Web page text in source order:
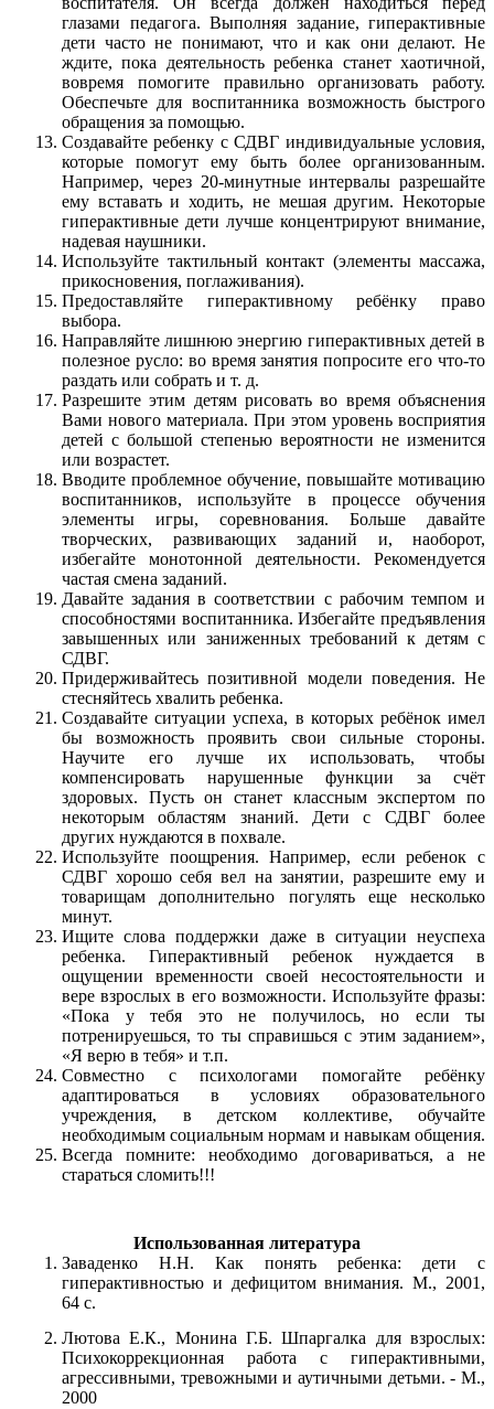
глазами педагога. Выполняя задание, гиперактивные
дети часто не понимают, что и как они делают. Не
ждите, пока деятельность ребенка станет хаотичной,
вовремя помогите правильно организовать работу.
Обеспечьте для воспитанника возможность быстрого
обращения за помощью.
Создавайте ребенку с СДВГ индивидуальные условия,
которые помогут ему быть более организованным.
Например, через 20-минутные интервалы разрешайте
ему вставать и ходить, не мешая другим. Некоторые
гиперактивные дети лучше концентрируют внимание,
надевая наушники.
Используйте тактильный контакт (элементы массажа,
прикосновения, поглаживания).
Предоставляйте гиперактивному ребёнку право
выбора.
Направляйте лишнюю энергию гиперактивных детей в
полезное русло: во время занятия попросите его что-то
раздать или собрать и т. д.
Разрешите этим детям рисовать во время объяснения
Вами нового материала. При этом уровень восприятия
детей с большой степенью вероятности не изменится
или возрастет.
Вводите проблемное обучение, повышайте мотивацию
воспитанников, используйте в процессе обучения
элементы игры, соревнования. Больше давайте
творческих, развивающих заданий и, наоборот,
избегайте монотонной деятельности. Рекомендуется
частая смена заданий.
Давайте задания в соответствии с рабочим темпом и
способностями воспитанника. Избегайте предъявления
завышенных или заниженных требований к детям с
СДВГ.
Придерживайтесь позитивной модели поведения. Не
стесняйтесь хвалить ребенка.
Создавайте ситуации успеха, в которых ребёнок имел
бы возможность проявить свои сильные стороны.
Научите его лучше их использовать, чтобы
компенсировать нарушенные функции за счёт
здоровых. Пусть он станет классным экспертом по
некоторым областям знаний. Дети с СДВГ более
других нуждаются в похвале.
Используйте поощрения. Например, если ребенок с
СДВГ хорошо себя вел на занятии, разрешите ему и
товарищам дополнительно погулять еще несколько
минут.
Ищите слова поддержки даже в ситуации неуспеха
ребенка. Гиперактивный ребенок нуждается в
ощущении временности своей несостоятельности и
вере взрослых в его возможности. Используйте фразы:
«Пока у тебя это не получилось, но если ты
потренируешься, то ты справишься с этим заданием»,
«Я верю в тебя» и т.п.
Совместно с психологами помогайте ребёнку
адаптироваться в условиях образовательного
учреждения, в детском коллективе, обучайте
необходимым социальным нормам и навыкам общения.
Всегда помните: необходимо договариваться, а не
стараться сломить!!!
Использованная литература
Заваденко Н.Н. Как понять ребенка: дети с
гиперактивностью и дефицитом внимания. М., 2001,
64 с.
Лютова Е.К., Монина Г.Б. Шпаргалка для взрослых:
Психокоррекционная работа с гиперактивными,
агрессивными, тревожными и аутичными детьми. - М.,
2000